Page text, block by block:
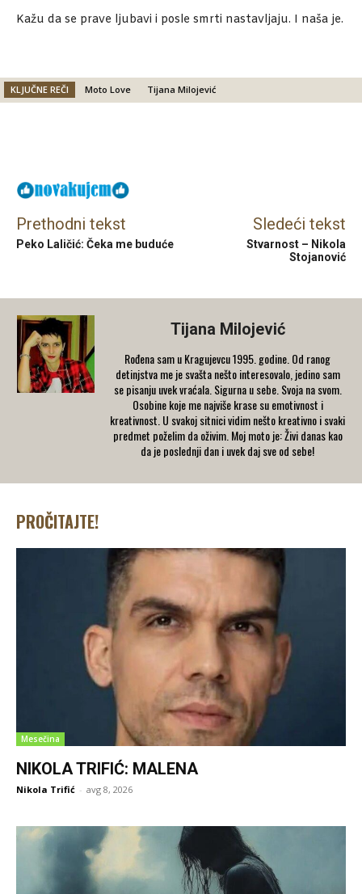
Kažu da se prave ljubavi i posle smrti nastavljaju. I naša je.
KLJUČNE REČI Moto Love Tijana Milojević
Prethodni tekst
Peko Laličić: Čeka me buduće
Sledeći tekst
Stvarnost – Nikola
Stojanović
Tijana Milojević
Rođena sam u Kragujevcu 1995. godine. Od ranog
detinjstva me je svašta nešto interesovalo, jedino sam
se pisanju uvek vraćala. Sigurna u sebe. Svoja na svom.
Osobine koje me najviše krase su emotivnost i
kreativnost. U svakoj sitnici vidim nešto kreativno i svaki
predmet poželim da oživim. Moj moto je: Živi danas kao
da je poslednji dan i uvek daj sve od sebe!
PROČITAJTE!
Mesečina
NIKOLA TRIFIĆ: MALENA
Nikola Trifić - avg 8, 2026